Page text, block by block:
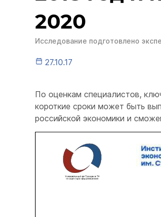
2020
Исследование подготовлено
27.10.17
По оценкам специалистов,
короткие сроки может быть
российской экономики и